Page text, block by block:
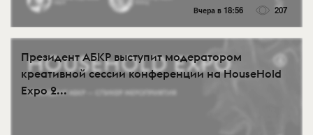
Вчера в 18:56 207
Президент АБКР выступит модератором
креативной сессии конференции на HouseHold
Expo 2...